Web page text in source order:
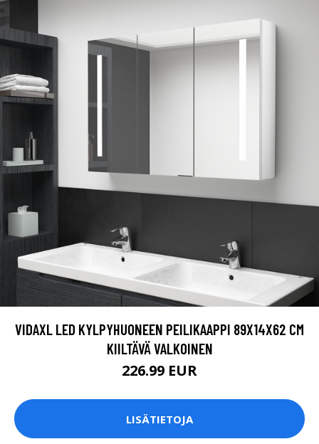
VIDAXL LED KYLPYHUONEEN PEILIKAAPPI 89X14X62 CM
KIILTÄVÄ VALKOINEN
226.99 EUR
LISÄTIETOJA